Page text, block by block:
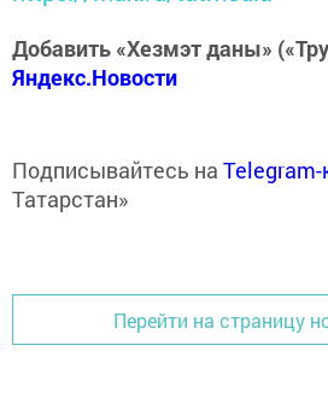
Добавить «Хезмэт даны»
Яндекс.Новости
Подписывайтесь на Telegram-
Татарстан»
Перейти на страницу